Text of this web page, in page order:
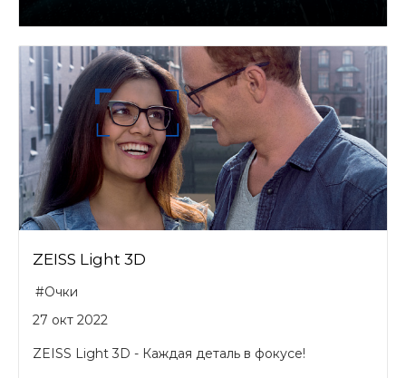
ZEISS Light 3D
#Очки
27 окт 2022
ZEISS Light 3D - Каждая деталь в фокусе!